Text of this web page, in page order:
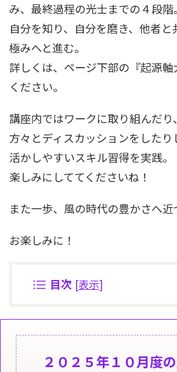
み、最終過程の光士までの４段階。
自分を知り、自分を磨き、他者
極みへと進む。
詳しくは、ページ下部の『起源
ください。
講座内ではワークに取り組んだ
方々とディスカッションをした
活かしやすいスキル習得を実践。
楽しみにしててくださいね！
また一歩、風の時代の豊かさへ近
お楽しみに！
目次 [表示]
２０２５年１０月度